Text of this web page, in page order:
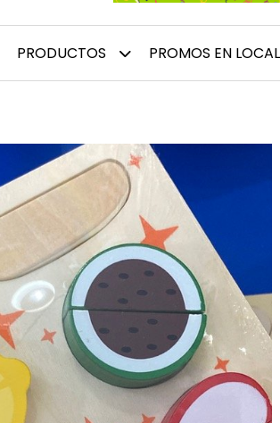
PRODUCTOS PROMOS EN LOCAL